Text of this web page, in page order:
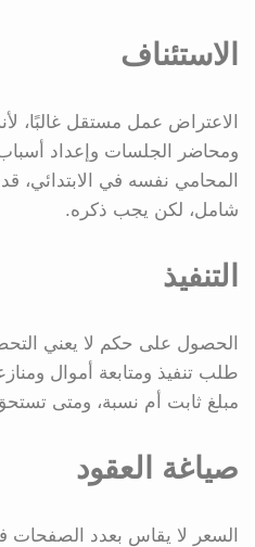
الاستئناف
الاعتراض عمل مستقل غالبًا،
ومحاضر الجلسات وإعداد
المحامي نفسه في الابتدائي،
شامل، لكن يجب ذكره.
التنفيذ
الحصول على حكم لا يعني
طلب تنفيذ ومتابعة أموال
مبلغ ثابت أم نسبة، ومتى
صياغة العقود
السعر لا يقاس بعدد